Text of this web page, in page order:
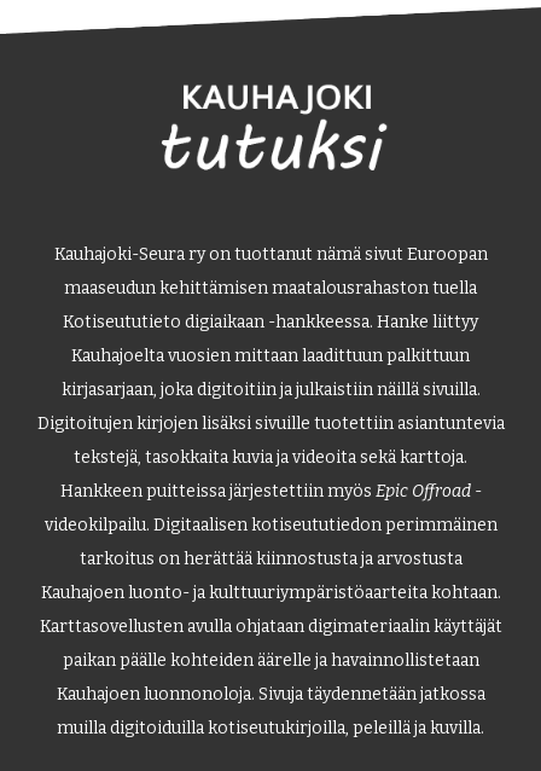
Kauhajoki-Seura ry on tuottanut nämä sivut Euroopan
maaseudun kehittämisen maatalousrahaston tuella
Kotiseututieto digiaikaan -hankkeessa. Hanke liittyy
Kauhajoelta vuosien mittaan laadittuun palkittuun
kirjasarjaan, joka digitoitiin ja julkaistiin näillä sivuilla.
Digitoitujen kirjojen lisäksi sivuille tuotettiin asiantuntevia
tekstejä, tasokkaita kuvia ja videoita sekä karttoja.
Hankkeen puitteissa järjestettiin myös Epic Offroad-
videokilpailu. Digitaalisen kotiseututiedon perimmäinen
tarkoitus on herättää kiinnostusta ja arvostusta
Kauhajoen luonto- ja kulttuuriympäristöaarteita kohtaan.
Karttasovellusten avulla ohjataan digimateriaalin käyttäjät
paikan päälle kohteiden äärelle ja havainnollistetaan
Kauhajoen luonnonoloja. Sivuja täydennetään jatkossa
muilla digitoiduilla kotiseutukirjoilla, peleillä ja kuvilla.